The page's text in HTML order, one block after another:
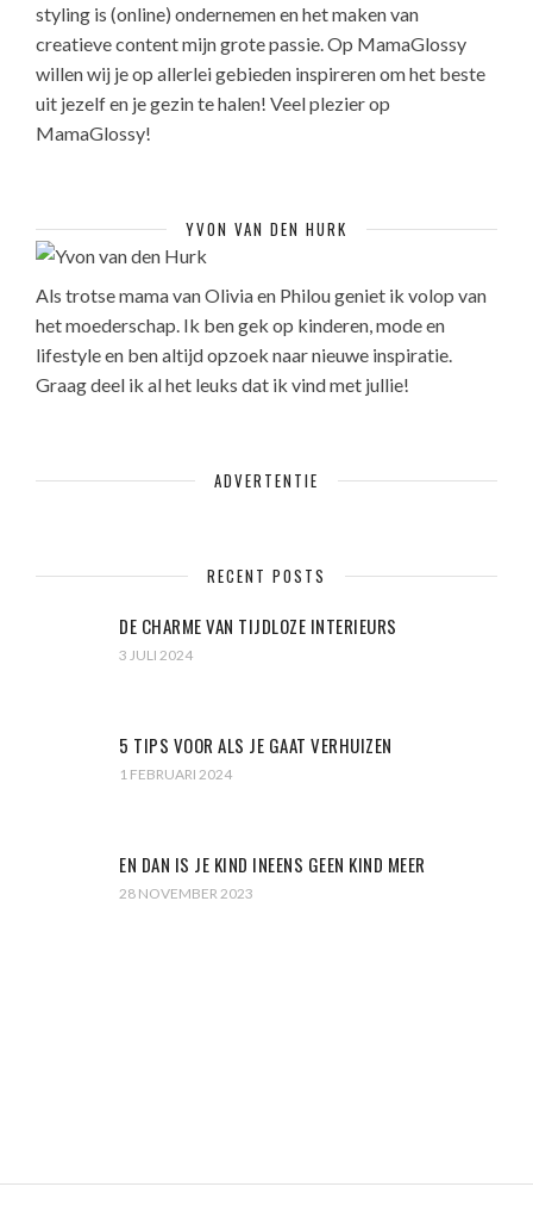
styling is (online) ondernemen en het maken van
creatieve content mijn grote passie. Op MamaGlossy
willen wij je op allerlei gebieden inspireren om het beste
uit jezelf en je gezin te halen! Veel plezier op
MamaGlossy!
YVON VAN DEN HURK
Als trotse mama van Olivia en Philou geniet ik volop van
het moederschap. Ik ben gek op kinderen, mode en
lifestyle en ben altijd opzoek naar nieuwe inspiratie.
Graag deel ik al het leuks dat ik vind met jullie!
ADVERTENTIE
RECENT POSTS
DE CHARME VAN TIJDLOZE INTERIEURS
3 JULI 2024
5 TIPS VOOR ALS JE GAAT VERHUIZEN
1 FEBRUARI 2024
EN DAN IS JE KIND INEENS GEEN KIND MEER
28 NOVEMBER 2023